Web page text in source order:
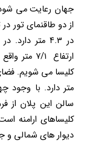
جهان رعایت می
ارتفاع
سالن این پلان از
کلیساهای ارامنه
دیوار های شمالی و جنوبی ۹/۱ متر و از